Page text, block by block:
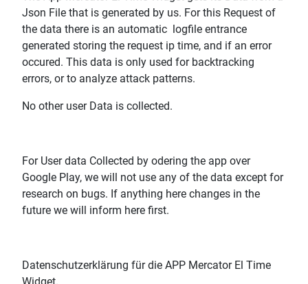
Json File that is generated by us. For this Request of
the data there is an automatic logfile entrance
generated storing the request ip time, and if an error
occured. This data is only used for backtracking
errors, or to analyze attack patterns.
No other user Data is collected.
For User data Collected by odering the app over
Google Play, we will not use any of the data except for
research on bugs. If anything here changes in the
future we will inform here first.
Datenschutzerklärung für die APP Mercator El Time